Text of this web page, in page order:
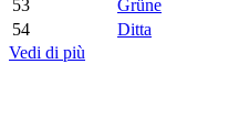
53
Grüne
54
Ditta
Vedi di più